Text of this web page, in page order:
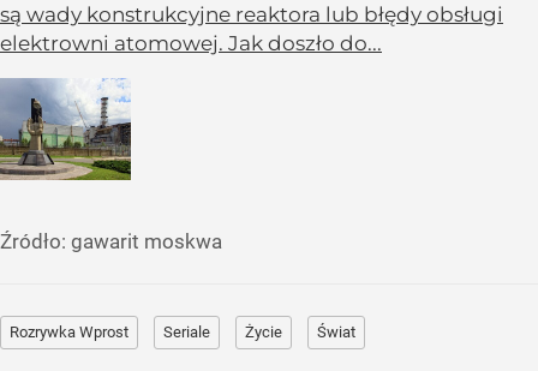
są wady konstrukcyjne reaktora lub błędy obsługi
elektrowni atomowej. Jak doszło do...
Źródło: gawarit moskwa
Rozrywka Wprost Seriale Życie Świat